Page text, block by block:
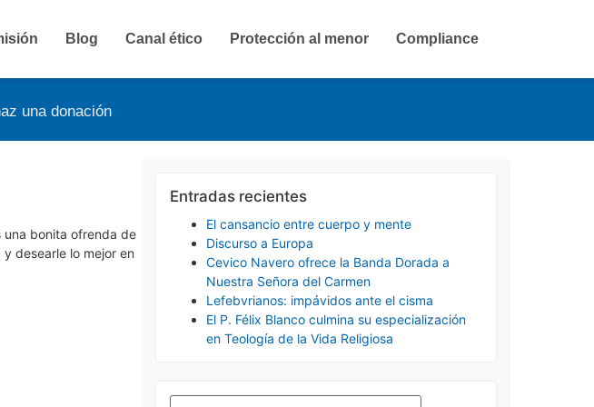
una donación
Blog Canal ético Protección al menor Compliance
una bonita ofrenda de
desearle lo mejor en
Entradas recientes
El cansancio entre cuerpo y mente
Discurso a Europa
Cevico Navero ofrece la Banda Dorada a
Nuestra Señora del Carmen
Lefebvrianos: impávidos ante el cisma
El P. Félix Blanco culmina su especialización
en Teología de la Vida Religiosa